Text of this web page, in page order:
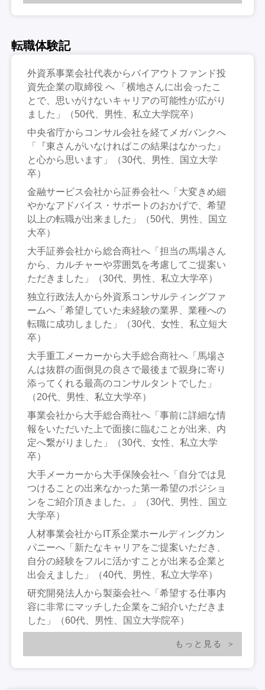
転職体験記
外資系事業会社代表からバイアウトファンド投
資先企業の取締役 へ 「横地さんに出会ったこ
とで、思いがけないキャリアの可能性が広がり
ました」（50代、男性、私立大学院卒）
中央省庁からコンサル会社を経てメガバンクへ
「『東さんがいなければこの結果はなかった』
と心から思います」（30代、男性、国立大学
卒）
金融サービス会社から証券会社へ「大変きめ細
やかなアドバイス・サポートのおかげで、希望
以上の転職が出来ました」（50代、男性、国立
大卒）
大手証券会社から総合商社へ「担当の馬場さん
から、カルチャーや雰囲気を考慮してご提案い
ただきました」（30代、男性、私立大学卒）
独立行政法人から外資系コンサルティングファ
ームへ「希望していた未経験の業界、業種への
転職に成功しました」（30代、女性、私立短大
卒）
大手重工メーカーから大手総合商社へ「馬場さ
んは抜群の面倒見の良さで最後まで親身に寄り
添ってくれる最高のコンサルタントでした」
（20代、男性、私立大学卒）
事業会社から大手総合商社へ「事前に詳細な情
報をいただいた上で面接に臨むことが出来、内
定へ繋がりました」（30代、女性、私立大学
卒）
大手メーカーから大手保険会社へ「自分では見
つけることの出来なかった第一希望のポジショ
ンをご紹介頂きました。」（30代、男性、国立
大学卒）
人材事業会社からIT系企業ホールディングカン
パニーへ「新たなキャリアをご提案いただき、
自分の経験をフルに活かすことが出来る企業と
出会えました」（40代、男性、私立大学卒）
研究開発法人から製薬会社へ「希望する仕事内
容に非常にマッチした企業をご紹介いただきま
した」（60代、男性、国立大学院卒）
もっと見る